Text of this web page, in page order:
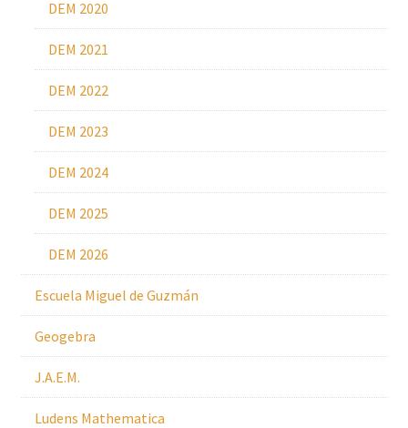
DEM 2020
DEM 2021
DEM 2022
DEM 2023
DEM 2024
DEM 2025
DEM 2026
Escuela Miguel de Guzmán
Geogebra
J.A.E.M.
Ludens Mathematica